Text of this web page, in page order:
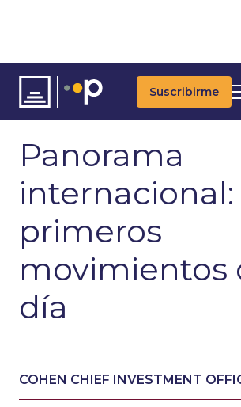
Suscribirme
ARTÍCULOS
Panorama
internacional:
primeros
movimientos
día
COHEN CHIEF INVESTMENT